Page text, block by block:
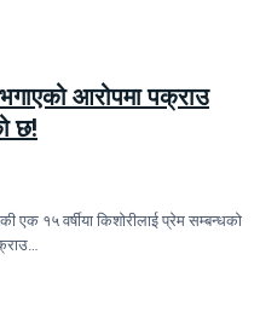
आरोपमा पक्राउ
छ!
एक १५ वर्षीया किशोरीलाई प्रेम सम्बन्धको